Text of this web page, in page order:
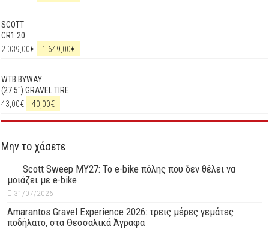
SCOTT
CR1 20
2.039,00€ 1.649,00€
WTB BYWAY
(27.5") GRAVEL TIRE
43,00€ 40,00€
Μην το χάσετε
Scott Sweep MY27: Το e-bike πόλης που δεν θέλει να
μοιάζει με e-bike
31/07/2026
Amarantos Gravel Experience 2026: τρεις μέρες γεμάτες
ποδήλατο, στα Θεσσαλικά Άγραφα